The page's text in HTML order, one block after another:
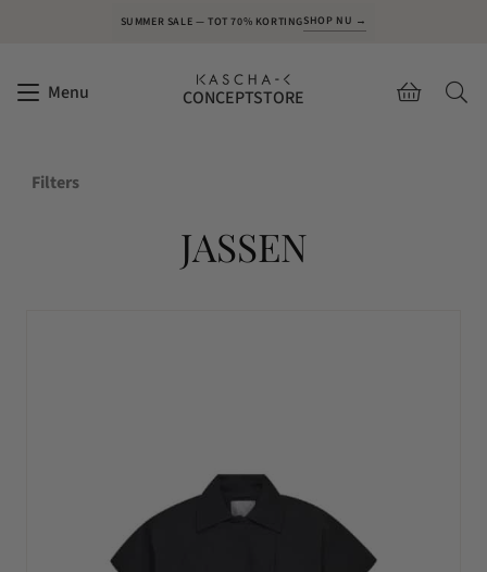
SUMMER SALE — TOT 70% KORTINGSHOP NU →
Menu CONCEPTSTORE
Filters
JASSEN